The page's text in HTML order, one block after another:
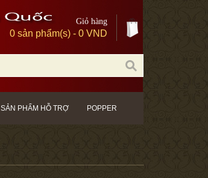
Giỏ hàng
0 sản phẩm(s) - 0 VND
SẢN PHẨM HỖ TRỢ POPPER